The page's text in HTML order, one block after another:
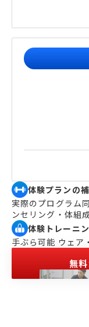
体験プランの
実際のプログラム
ンセリング・体組
体験トレーニ
手ぶら可能 ウェア
無